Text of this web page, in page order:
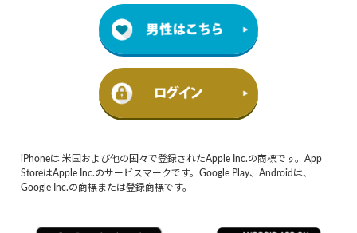
iPhoneは 米国および他の国々で登録されたApple Inc.の商標です。App
StoreはApple Inc.のサービスマークです。Google Play、Androidは、
Google Inc.の商標または登録商標です。